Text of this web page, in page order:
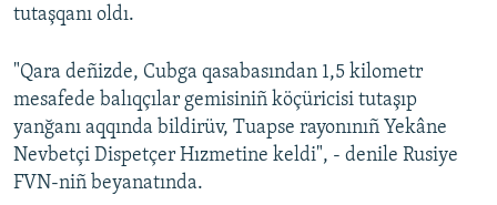
tutaşqanı oldı.
"Qara deñizde, Cubga qasabasından 1,5 kilometr
mesafede balıqçılar gemisiniñ köçüricisi tutaşıp
yanğanı aqqında bildirüv, Tuapse rayonınıñ Yekâne
Nevbetçi Dispetçer Hızmetine keldi", - denile Rusiye
FVN-niñ beyanatında.